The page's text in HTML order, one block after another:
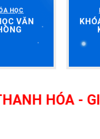
HỌC
VĂN
- GIÁO